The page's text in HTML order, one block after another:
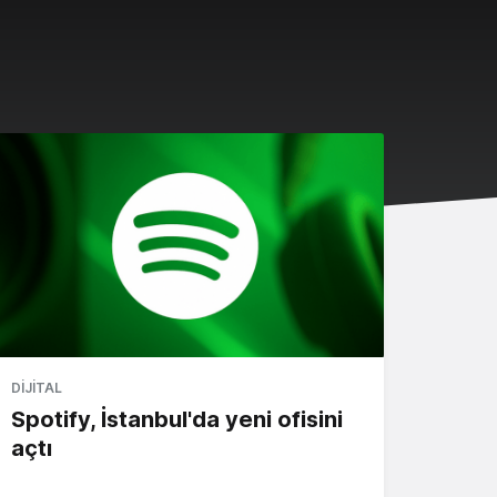
DIJITAL
Spotify, İstanbul'da yeni ofisini
açtı